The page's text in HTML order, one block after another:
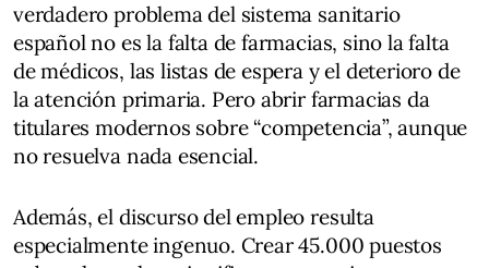
verdadero problema del sistema sanitario
español no es la falta de farmacias, sino la falta
de médicos, las listas de espera y el deterioro de
la atención primaria. Pero abrir farmacias da
titulares modernos sobre “competencia”, aunque
no resuelva nada esencial.
Además, el discurso del empleo resulta
especialmente ingenuo. Crear 45.000 puestos